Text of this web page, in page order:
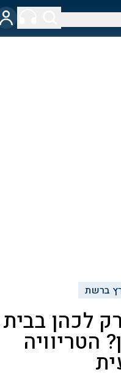
ברשת
לכהן בבית
הטריוויה